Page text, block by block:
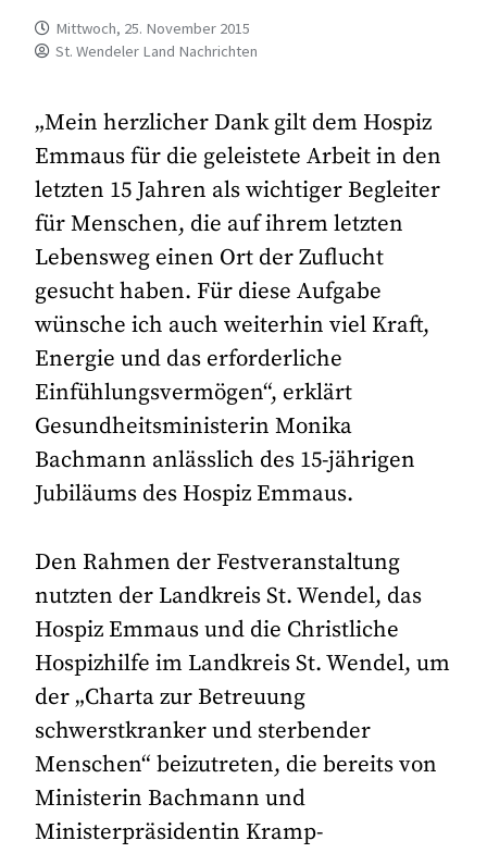
Mittwoch, 25. November 2015
St. Wendeler Land Nachrichten
„Mein herzlicher Dank gilt dem Hospiz
Emmaus für die geleistete Arbeit in den
letzten 15 Jahren als wichtiger Begleiter
für Menschen, die auf ihrem letzten
Lebensweg einen Ort der Zuflucht
gesucht haben. Für diese Aufgabe
wünsche ich auch weiterhin viel Kraft,
Energie und das erforderliche
Einfühlungsvermögen“, erklärt
Gesundheitsministerin Monika
Bachmann anlässlich des 15-jährigen
Jubiläums des Hospiz Emmaus.
Den Rahmen der Festveranstaltung
nutzten der Landkreis St. Wendel, das
Hospiz Emmaus und die Christliche
Hospizhilfe im Landkreis St. Wendel, um
der „Charta zur Betreuung
schwerstkranker und sterbender
Menschen“ beizutreten, die bereits von
Ministerin Bachmann und
Ministerpräsidentin Kramp-